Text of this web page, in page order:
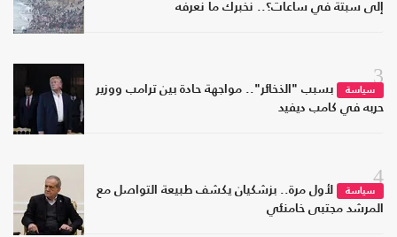
إلى سبتة في ساعات؟.. نخبرك ما نعرفه
3
سياسة
بسبب "الذخائر".. مواجهة حادة بين ترامب ووزير
حربه في كامب ديفيد
4
سياسة
لأول مرة.. بزشكيان يكشف طبيعة التواصل مع
المرشد مجتبى خامنئي